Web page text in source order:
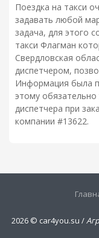
Поездка на такси
задавать любой
задача, для этого
такси Флагман
Свердловская
диспетчером,
Информация была
этому
диспетчера при
компании #13622.
2026 © car4you.su /